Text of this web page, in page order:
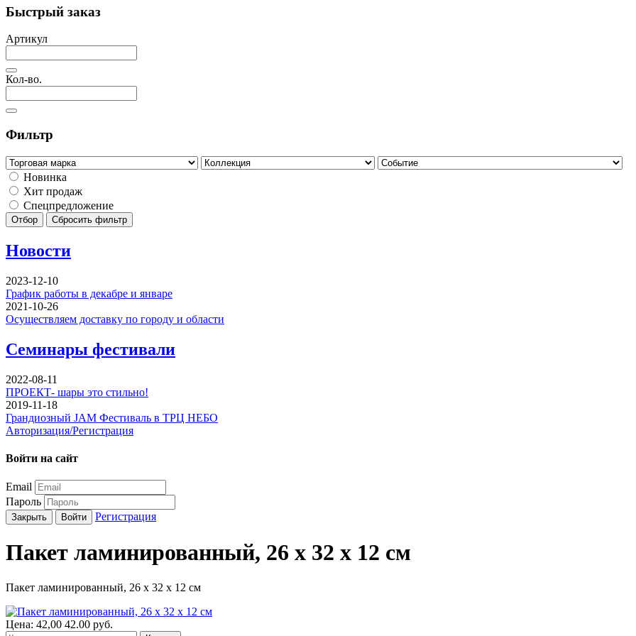
Быстрый заказ
Артикул
Кол-во.
Фильтр
Новинка
Хит продаж
Спецпредложение
Отбор Сбросить фильтр
Новости
2023-12-10
График работы в декабре и январе
2021-10-26
Осуществляем доставку по городу и области
Семинары фестивали
2022-08-11
ПРОЕКТ- шары это стильно!
2019-11-18
Грандиозный JAM Фестиваль в ТРЦ НЕБО
Авторизация/Регистрация
Войти на сайт
Email
Пароль
Закрыть Войти Регистрация
Пакет ламинированный, 26 x 32 x 12 см
Пакет ламинированный, 26 x 32 x 12 см
Цена: 42,00 42.00 руб.